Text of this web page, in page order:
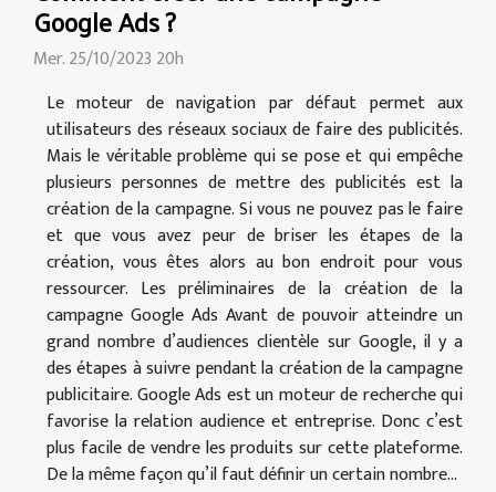
Google Ads ?
Mer. 25/10/2023 20h
Le moteur de navigation par défaut permet aux
utilisateurs des réseaux sociaux de faire des publicités.
Mais le véritable problème qui se pose et qui empêche
plusieurs personnes de mettre des publicités est la
création de la campagne. Si vous ne pouvez pas le faire
et que vous avez peur de briser les étapes de la
création, vous êtes alors au bon endroit pour vous
ressourcer. Les préliminaires de la création de la
campagne Google Ads Avant de pouvoir atteindre un
grand nombre d’audiences clientèle sur Google, il y a
des étapes à suivre pendant la création de la campagne
publicitaire. Google Ads est un moteur de recherche qui
favorise la relation audience et entreprise. Donc c’est
plus facile de vendre les produits sur cette plateforme.
De la même façon qu’il faut définir un certain nombre...